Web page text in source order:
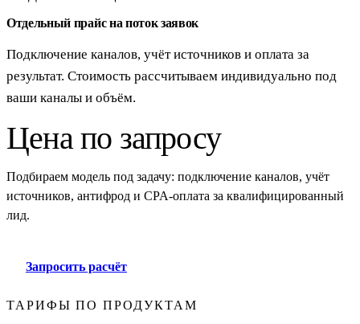
Отдельный прайс на поток заявок
Подключение каналов, учёт источников и оплата за
результат. Стоимость рассчитываем индивидуально под
ваши каналы и объём.
Цена по запросу
Подбираем модель под задачу: подключение каналов, учёт
источников, антифрод и CPA-оплата за квалифицированный
лид.
Запросить расчёт
ТАРИФЫ ПО ПРОДУКТАМ